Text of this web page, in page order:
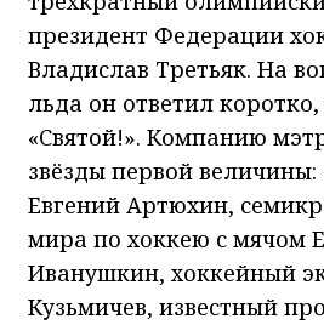
президент Федерации
Владислав Третьяк. На
льда он ответил
«Святой!». Компанию
звёзды первой
Евгений Артюхин,
мира по хоккею с мячом
Иванушкин, хоккейный
Кузьмичев, известный